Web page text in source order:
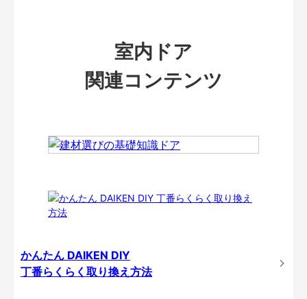
室内ドア
関連コンテンツ
かんたん DAIKEN DIY
丁番らくらく取り換え方法